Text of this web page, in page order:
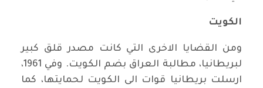
الكويت
ومن القضايا الاخرى التي كانت مصدر قلق كبير
لبريطانيا، مطالبة العراق بضم الكويت. وفي 1961،
ارسلت بريطانيا قوات الى الكويت لحمايتها، كما